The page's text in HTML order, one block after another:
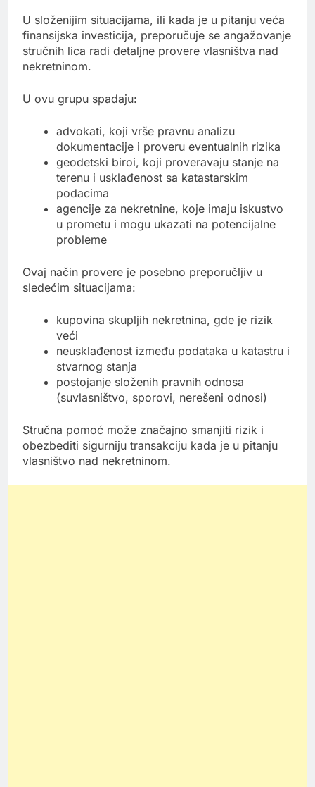
U složenijim situacijama, ili kada je u pitanju veća
finansijska investicija, preporučuje se angažovanje
stručnih lica radi detaljne provere vlasništva nad
nekretninom.
U ovu grupu spadaju:
advokati, koji vrše pravnu analizu
dokumentacije i proveru eventualnih rizika
geodetski biroi, koji proveravaju stanje na
terenu i usklađenost sa katastarskim
podacima
agencije za nekretnine, koje imaju iskustvo
u prometu i mogu ukazati na potencijalne
probleme
Ovaj način provere je posebno preporučljiv u
sledećim situacijama:
kupovina skupljih nekretnina, gde je rizik
veći
neusklađenost između podataka u katastru i
stvarnog stanja
postojanje složenih pravnih odnosa
(suvlasništvo, sporovi, nerešeni odnosi)
Stručna pomoć može značajno smanjiti rizik i
obezbediti sigurniju transakciju kada je u pitanju
vlasništvo nad nekretninom.